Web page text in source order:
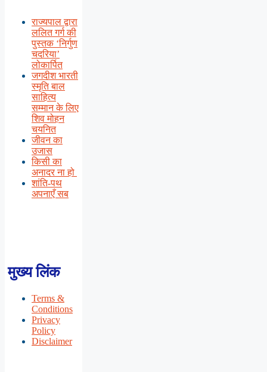
राज्यपाल द्वारा
ललित गर्ग की
पुस्तक ‘निर्गुण
चदरिया’
लोकार्पित
जगदीश भारती
स्मृति बाल
साहित्य
सम्मान के लिए
शिव मोहन
चयनित
जीवन का
उजास
किसी का
अनादर ना हो
शांति-पथ
अपनाएँ सब
मुख्य लिंक
Terms &
Conditions
Privacy
Policy
Disclaimer